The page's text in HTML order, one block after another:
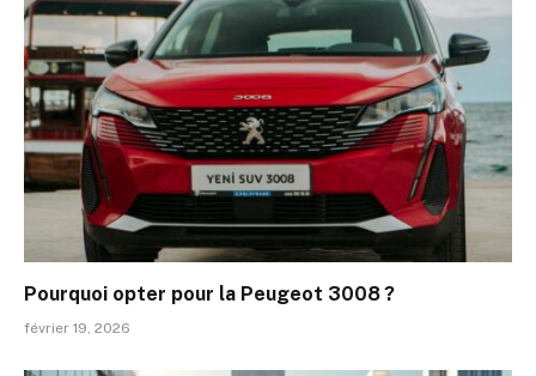
Pourquoi opter pour la Peugeot 3008 ?
février 19, 2026